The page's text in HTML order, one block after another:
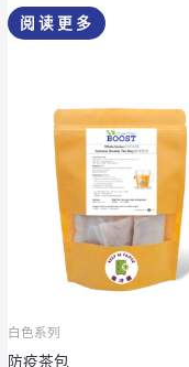
&
s
o
阅读更多
白色系列
防疫茶包